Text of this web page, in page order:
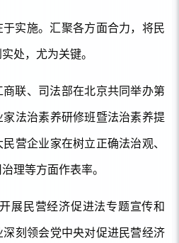
实施。汇聚各方面合力，将民
处，尤为关键。
商联、司法部在北京共同举办第
法治素养研修班暨法治素养提
营企业家在树立正确法治观、
理等方面作表率。
展民营经济促进法专题宣传和
刻领会党中央对促进民营经济